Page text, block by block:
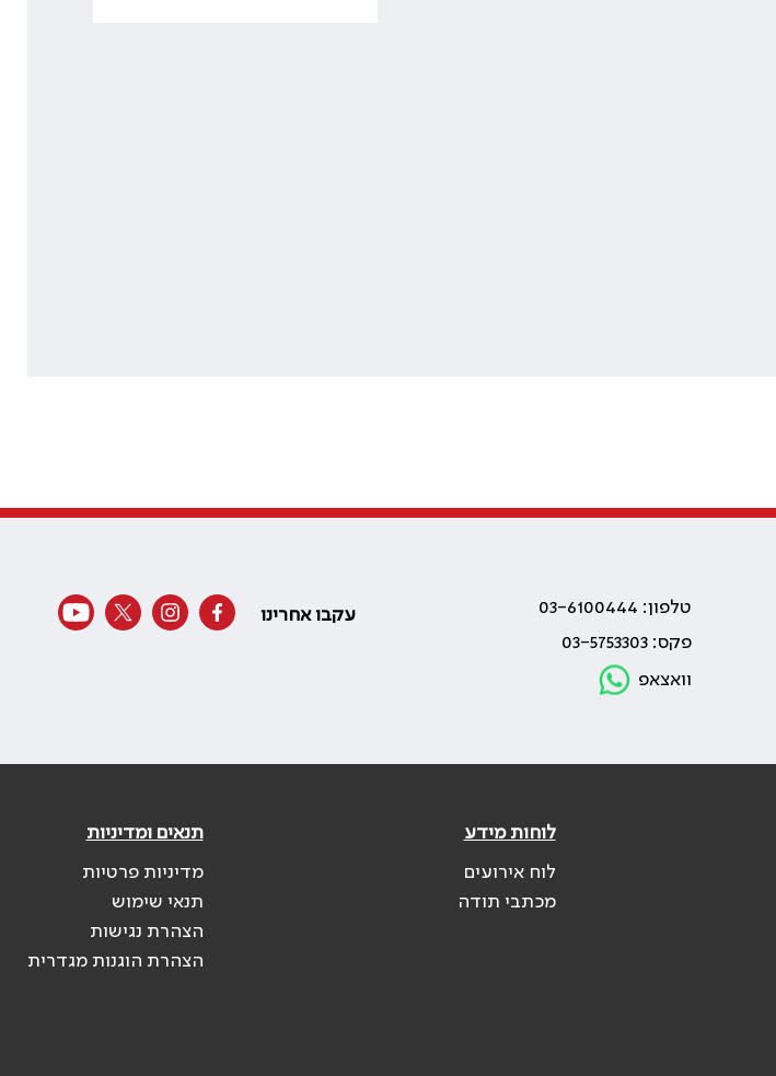
טלפון: 03-6100444
פקס: 03-5753303
וואצאפ
עקבו אחרינו
לוחות מידע
לוח אירועים
מכתבי תודה
תנאים ומדיניות
מדיניות פרטיות
תנאי שימוש
הצהרת נגישות
הצהרת הוגנות מגדרית